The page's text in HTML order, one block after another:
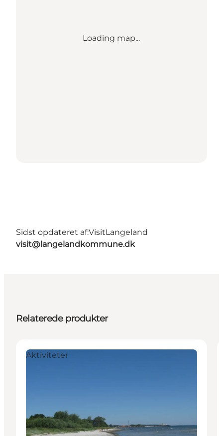
Loading map...
Sidst opdateret af:VisitLangeland
visit@langelandkommune.dk
Relaterede produkter
Aktiviteter